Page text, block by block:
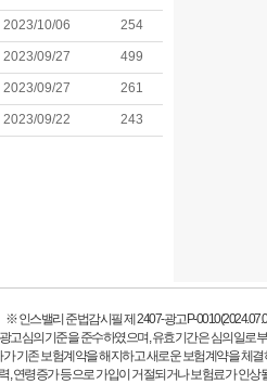
2023/10/06 254
2023/09/27 499
2023/09/27 261
2023/09/22 243
※ 인스밸리 준법감시필 제 2407-광고P-
고심의기준을 준수하였으며, 유효기간은 심의일로
기존 보험계약을 해지하고 새로운 보험계약을 체결
, 연령증가 등으로 가입이 거절되거나 보험료가 인상